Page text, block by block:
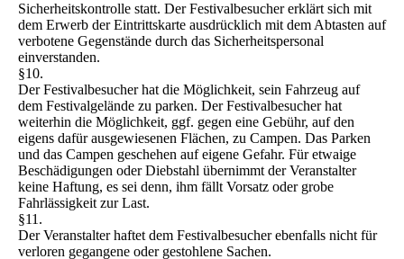
Sicherheitskontrolle statt. Der Festivalbesucher erklärt sich mit
dem Erwerb der Eintrittskarte ausdrücklich mit dem Abtasten auf
verbotene Gegenstände durch das Sicherheitspersonal
einverstanden.
§10.
Der Festivalbesucher hat die Möglichkeit, sein Fahrzeug auf
dem Festivalgelände zu parken. Der Festivalbesucher hat
weiterhin die Möglichkeit, ggf. gegen eine Gebühr, auf den
eigens dafür ausgewiesenen Flächen, zu Campen. Das Parken
und das Campen geschehen auf eigene Gefahr. Für etwaige
Beschädigungen oder Diebstahl übernimmt der Veranstalter
keine Haftung, es sei denn, ihm fällt Vorsatz oder grobe
Fahrlässigkeit zur Last.
§11.
Der Veranstalter haftet dem Festivalbesucher ebenfalls nicht für
verloren gegangene oder gestohlene Sachen.